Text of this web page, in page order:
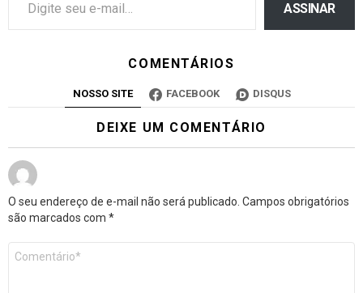
ASSINAR
COMENTÁRIOS
NOSSO SITE FACEBOOK DISQUS
DEIXE UM COMENTÁRIO
O seu endereço de e-mail não será publicado. Campos obrigatórios
são marcados com *